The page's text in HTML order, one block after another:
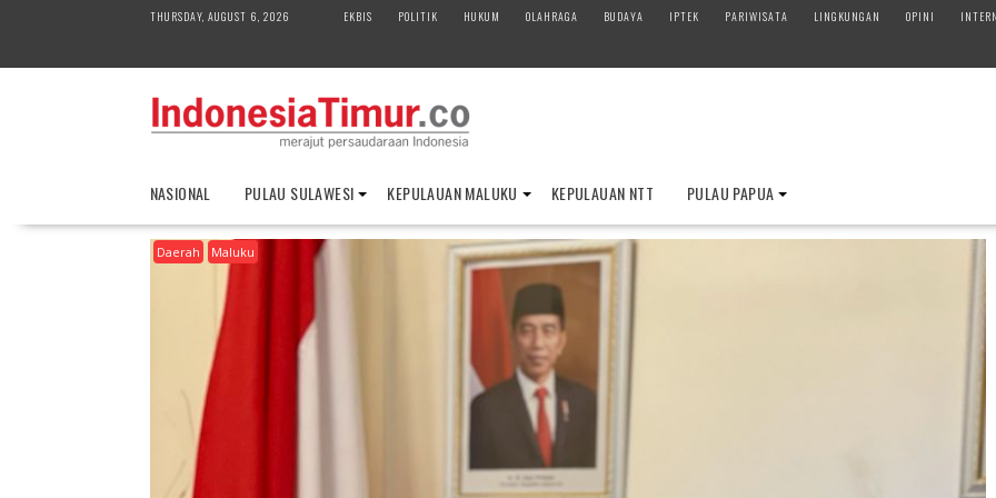
THURSDAY, AUGUST 6, 2026 EKBIS POLITIK HUKUM OLAHRAGA BUDAYA IPTEK PARIWISATA LINGKUNGAN OPINI
NASIONAL PULAU SULAWESI KEPULAUAN MALUKU KEPULAUAN NTT PULAU PAPUA
Daerah Maluku